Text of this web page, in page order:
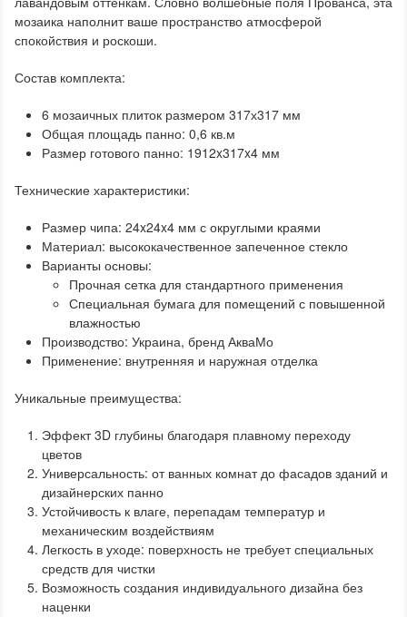
мозаика наполнит ваше пространство атмосферой
спокойствия и роскоши.
Состав комплекта:
6 мозаичных плиток размером 317х317 мм
Общая площадь панно: 0,6 кв.м
Размер готового панно: 1912x317x4 мм
Технические характеристики:
Размер чипа: 24x24x4 мм с округлыми краями
Материал: высококачественное запеченное стекло
Варианты основы:
Прочная сетка для стандартного применения
Специальная бумага для помещений с повышенной
влажностью
Производство: Украина, бренд АкваМо
Применение: внутренняя и наружная отделка
Уникальные преимущества:
Эффект 3D глубины благодаря плавному переходу
цветов
Универсальность: от ванных комнат до фасадов зданий и
дизайнерских панно
Устойчивость к влаге, перепадам температур и
механическим воздействиям
Легкость в уходе: поверхность не требует специальных
средств для чистки
Возможность создания индивидуального дизайна без
наценки